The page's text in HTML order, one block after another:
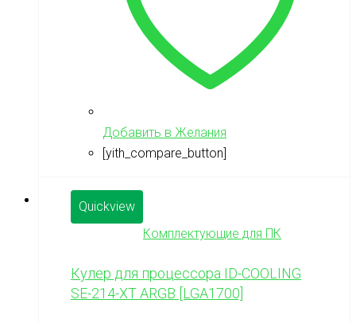
Добавить в Желания
[yith_compare_button]
Quickview
Комплектующие для ПК
Кулер для процессора ID-COOLING
SE-214-XT ARGB [LGA1700]